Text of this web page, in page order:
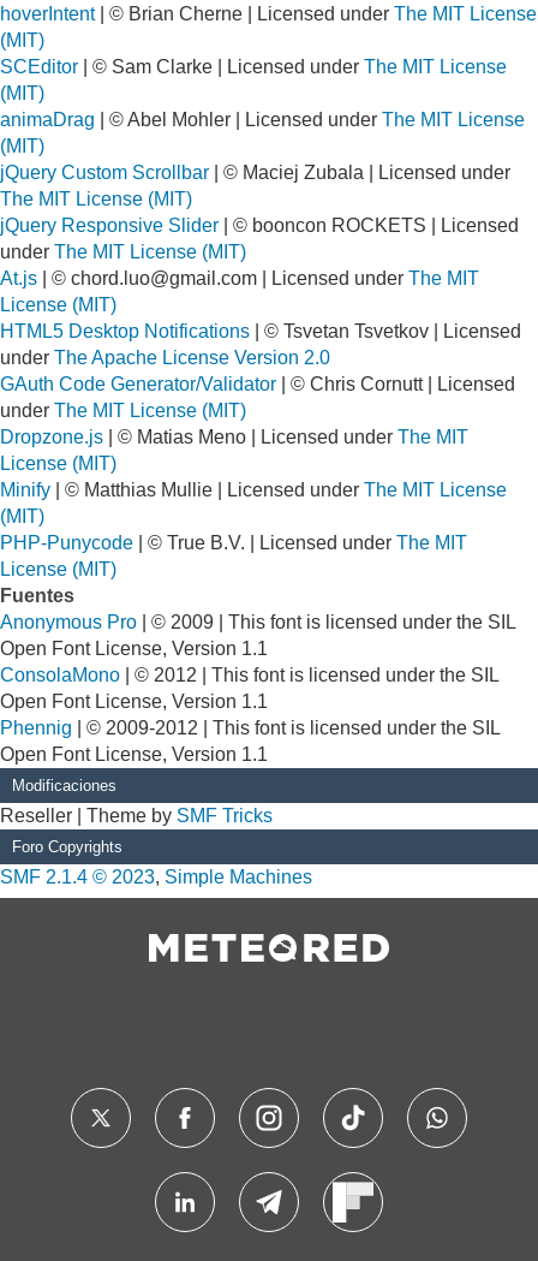
hoverIntent| © Brian Cherne | Licensed under The MIT License
(MIT)
SCEditor | © Sam Clarke | Licensed under The MIT License
(MIT)
animaDrag | © Abel Mohler | Licensed under The MIT License
(MIT)
jQuery Custom Scrollbar | © Maciej Zubala | Licensed under
The MIT License (MIT)
jQuery Responsive Slider | © booncon ROCKETS | Licensed
under The MIT License (MIT)
At.js | © chord.luo@gmail.com | Licensed under The MIT
License (MIT)
HTML5 Desktop Notifications | © Tsvetan Tsvetkov | Licensed
under The Apache License Version 2.0
GAuth Code Generator/Validator | © Chris Cornutt | Licensed
under The MIT License (MIT)
Dropzone.js | © Matias Meno | Licensed under The MIT
License (MIT)
Minify | © Matthias Mullie | Licensed under The MIT License
(MIT)
PHP-Punycode | © True B.V. | Licensed under The MIT
License (MIT)
Fuentes
Anonymous Pro | © 2009 | This font is licensed under the SIL
Open Font License, Version 1.1
ConsolaMono | © 2012 | This font is licensed under the SIL
Open Font License, Version 1.1
Phennig | © 2009-2012 | This font is licensed under the SIL
Open Font License, Version 1.1
Modificaciones
Reseller | Theme by SMF Tricks
Foro Copyrights
SMF 2.1.4 © 2023, Simple Machines